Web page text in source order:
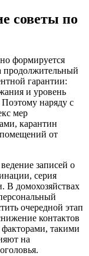
советы по
формируется
продолжительный
гарантии:
и уровень
Поэтому наряду с
мер
карантин
от
записей о
серия
В домохозяйствах
очередной этап
контактов
такими
на